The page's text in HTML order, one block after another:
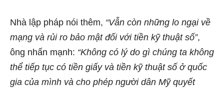
Nhà lập pháp nói thêm, “Vẫn còn những lo ngại về
mạng và rủi ro bảo mật đối với tiền kỹ thuật số”,
ông nhấn mạnh: “Không có lý do gì chúng ta không
thể tiếp tục có tiền giấy và tiền kỹ thuật số ở quốc
gia của mình và cho phép người dân Mỹ quyết